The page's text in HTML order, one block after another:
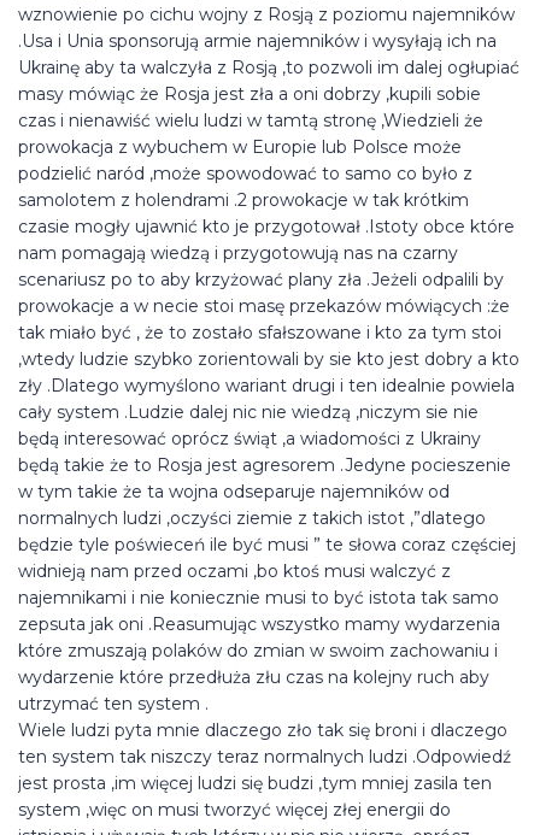
wznowienie po cichu wojny z Rosją z poziomu najemników
.Usa i Unia sponsorują armie najemników i wysyłają ich na
Ukrainę aby ta walczyła z Rosją ,to pozwoli im dalej ogłupiać
masy mówiąc że Rosja jest zła a oni dobrzy ,kupili sobie
czas i nienawiść wielu ludzi w tamtą stronę ,Wiedzieli że
prowokacja z wybuchem w Europie lub Polsce może
podzielić naród ,może spowodować to samo co było z
samolotem z holendrami .2 prowokacje w tak krótkim
czasie mogły ujawnić kto je przygotował .Istoty obce które
nam pomagają wiedzą i przygotowują nas na czarny
scenariusz po to aby krzyżować plany zła .Jeżeli odpalili by
prowokacje a w necie stoi masę przekazów mówiących :że
tak miało być , że to zostało sfałszowane i kto za tym stoi
,wtedy ludzie szybko zorientowali by sie kto jest dobry a kto
zły .Dlatego wymyślono wariant drugi i ten idealnie powiela
cały system .Ludzie dalej nic nie wiedzą ,niczym sie nie
będą interesować oprócz świąt ,a wiadomości z Ukrainy
będą takie że to Rosja jest agresorem .Jedyne pocieszenie
w tym takie że ta wojna odseparuje najemników od
normalnych ludzi ,oczyści ziemie z takich istot ,”dlatego
będzie tyle poświeceń ile być musi ” te słowa coraz częściej
widnieją nam przed oczami ,bo ktoś musi walczyć z
najemnikami i nie koniecznie musi to być istota tak samo
zepsuta jak oni .Reasumując wszystko mamy wydarzenia
które zmuszają polaków do zmian w swoim zachowaniu i
wydarzenie które przedłuża złu czas na kolejny ruch aby
utrzymać ten system .
Wiele ludzi pyta mnie dlaczego zło tak się broni i dlaczego
ten system tak niszczy teraz normalnych ludzi .Odpowiedź
jest prosta ,im więcej ludzi się budzi ,tym mniej zasila ten
system ,więc on musi tworzyć więcej złej energii do